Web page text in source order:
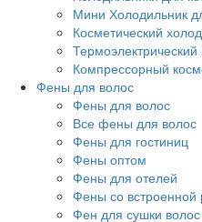
Мини Холодильник
Косметический
Компрессорный
Фены для волос
Фены для волос
Все фены для волос
Фены для гостиниц
Фены оптом
Фены для отелей
Фены со встроенной
Фен для сушки волос